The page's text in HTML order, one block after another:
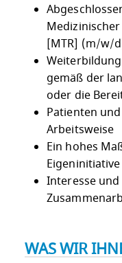
[MTR] (m/w/
gemäß der
oder die
Patienten
Arbeitsweise
Ein hohes
Interesse
WAS WIR